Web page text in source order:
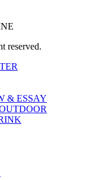
reserved.
& ESSAY